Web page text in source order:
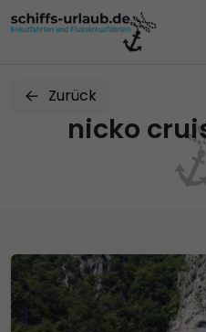
Zurück
nicko